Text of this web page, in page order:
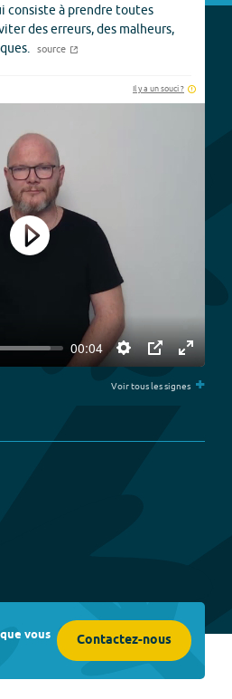
consiste à prendre toutes
des erreurs, des malheurs,
source
Il y a un souci ?
00:04
Settings
PIP
Enter
Play
Voir tous les signes +
vous Contactez-nous